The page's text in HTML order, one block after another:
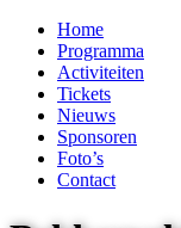
Home
Programma
Activiteiten
Tickets
Nieuws
Sponsoren
Foto’s
Contact